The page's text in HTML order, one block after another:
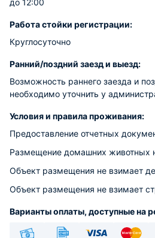
до 12:00
Работа стойки регистрации:
Круглосуточно
Ранний/поздний заезд и выезд:
Возможность раннего заезда и
необходимо уточнить у
Условия и правила проживания:
Предоставление отчетных
Размещение домашних животных
Объект размещения не взимает
Объект размещения не взимает
Варианты оплаты, доступные на